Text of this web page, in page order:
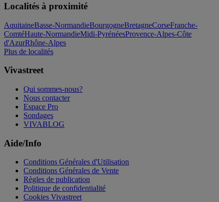
Localités à proximité
AquitaineBasse-NormandieBourgogneBretagneCorseFranche-
ComtéHaute-NormandieMidi-PyrénéesProvence-Alpes-Côte
d'AzurRhône-Alpes
Plus de localités
Vivastreet
Qui sommes-nous?
Nous contacter
Espace Pro
Sondages
VIVABLOG
Aide/Info
Conditions Générales d'Utilisation
Conditions Générales de Vente
Règles de publication
Politique de confidentialité
Cookies Vivastreet